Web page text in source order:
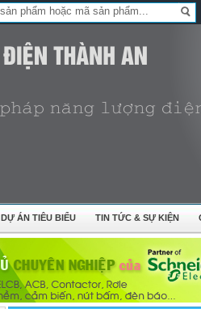
DỰ ÁN TIÊU BIỂU TIN TỨC & SỰ KIỆN